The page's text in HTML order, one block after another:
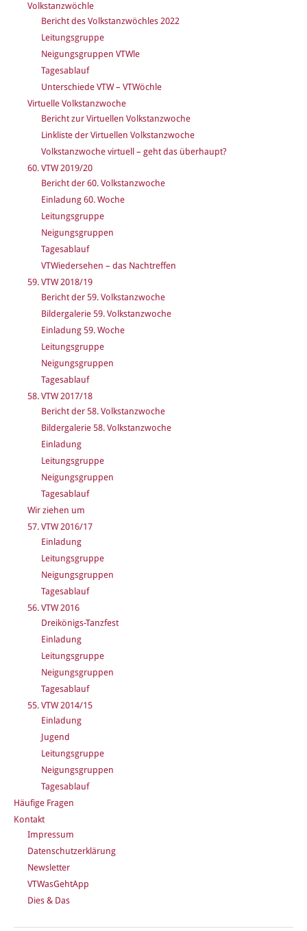
Volkstanzwöchle
Bericht des Volkstanzwöchles 2022
Leitungsgruppe
Neigungsgruppen VTWle
Tagesablauf
Unterschiede VTW – VTWöchle
Virtuelle Volkstanzwoche
Bericht zur Virtuellen Volkstanzwoche
Linkliste der Virtuellen Volkstanzwoche
Volkstanzwoche virtuell – geht das überhaupt?
60. VTW 2019/20
Bericht der 60. Volkstanzwoche
Einladung 60. Woche
Leitungsgruppe
Neigungsgruppen
Tagesablauf
VTWiedersehen – das Nachtreffen
59. VTW 2018/19
Bericht der 59. Volkstanzwoche
Bildergalerie 59. Volkstanzwoche
Einladung 59. Woche
Leitungsgruppe
Neigungsgruppen
Tagesablauf
58. VTW 2017/18
Bericht der 58. Volkstanzwoche
Bildergalerie 58. Volkstanzwoche
Einladung
Leitungsgruppe
Neigungsgruppen
Tagesablauf
Wir ziehen um
57. VTW 2016/17
Einladung
Leitungsgruppe
Neigungsgruppen
Tagesablauf
56. VTW 2016
Dreikönigs-Tanzfest
Einladung
Leitungsgruppe
Neigungsgruppen
Tagesablauf
55. VTW 2014/15
Einladung
Jugend
Leitungsgruppe
Neigungsgruppen
Tagesablauf
Häufige Fragen
Kontakt
Impressum
Datenschutzerklärung
Newsletter
VTWasGehtApp
Dies & Das